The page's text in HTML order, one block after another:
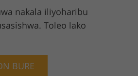
nakala iliyoharibu
Toleo lako
BURE